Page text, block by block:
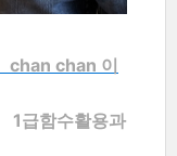
chan chan 이
1급함수활용과